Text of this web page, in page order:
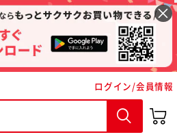
ログイン/会員情報